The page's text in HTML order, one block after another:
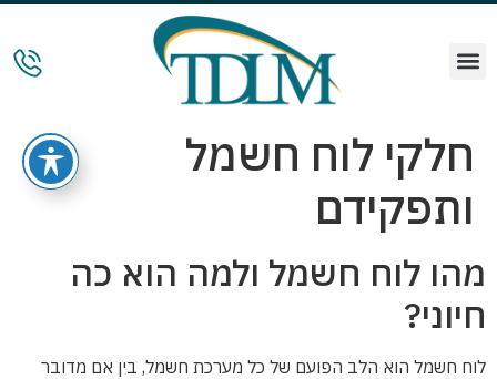
חלקי לוח חשמל
ותפקידם
מהו לוח חשמל ולמה הוא כה
חיוני?
לוח חשמל הוא הלב הפועם של כל מערכת חשמל, בין אם מדובר